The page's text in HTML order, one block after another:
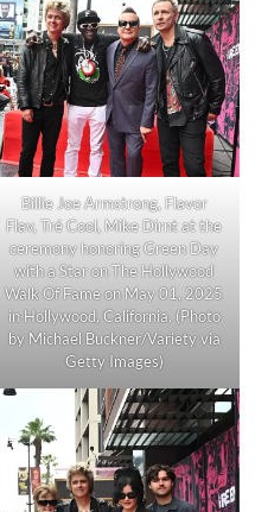
Billie Joe Armstrong, Flavor
Flav, Tré Cool, Mike Dirnt at the
ceremony honoring Green Day
with a Star on The Hollywood
Walk Of Fame on May 01, 2025
in Hollywood, California. (Photo
by Michael Buckner/Variety via
Getty Images)